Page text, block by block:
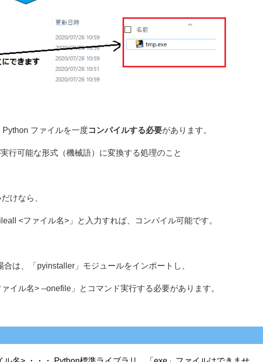
ファイルを一度コンパイルする必要があります。
行可能な形式（機械語）に変換する処理のこと
けなら、
<ファイル名>」と入力すれば、コンパイル可能です。
合は、「pyinstaller」モジュールをインポートし、
イル名> --onefile」とコマンド実行する必要があります。
ル名> ・・・ Python標準ライブラリ、「exe」ファイルはできませ